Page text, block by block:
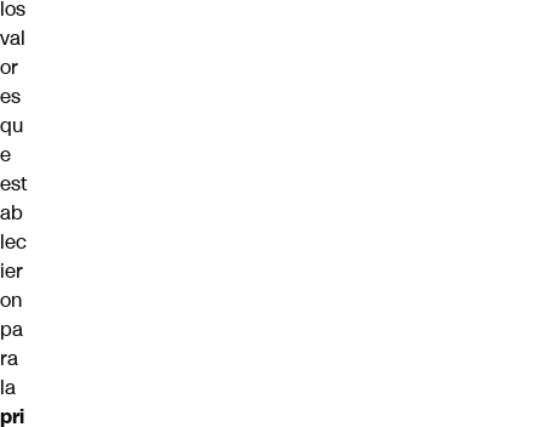
los
val
or
es
qu
e
est
ab
lec
ier
on
pa
ra
la
pri